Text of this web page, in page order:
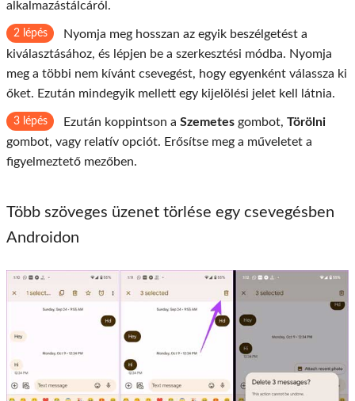
alkalmazástálcáról.
2 lépés
Nyomja meg hosszan az egyik beszélgetést a
kiválasztásához, és lépjen be a szerkesztési módba. Nyomja
meg a többi nem kívánt csevegést, hogy egyenként válassza ki
őket. Ezután mindegyik mellett egy kijelölési jelet kell látnia.
3 lépés Ezután koppintson a Szemetes gombot, Törölni
gombot, vagy relatív opciót. Erősítse meg a műveletet a
figyelmeztető mezőben.
Több szöveges üzenet törlése egy csevegésben
Androidon